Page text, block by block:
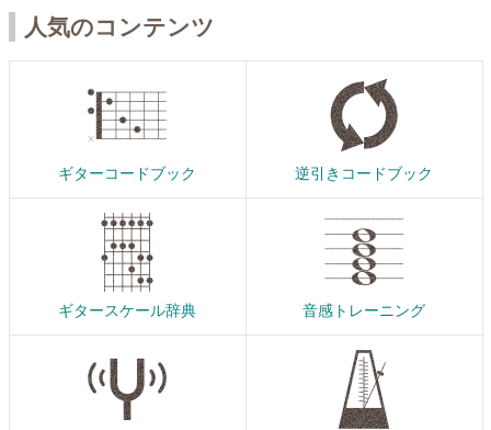
人気のコンテンツ
ギターコードブック 逆引きコードブック
ギタースケール辞典 音感トレーニング